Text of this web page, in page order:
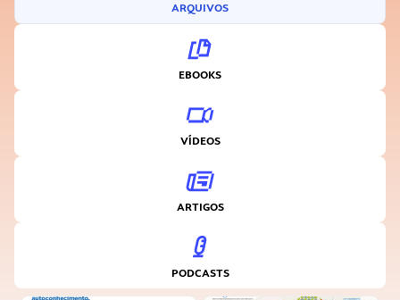
ARQUIVOS
EBOOKS
VÍDEOS
ARTIGOS
PODCASTS